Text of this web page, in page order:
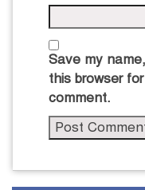
Save my
this browser
comment.